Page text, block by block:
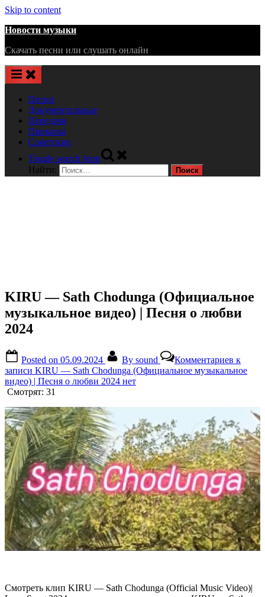
Skip to content
Новости музыки
Скачать песни или слушать онлайн
Песни
Документальные
Передачи
Приколы
Советские
Toggle search form
Найти:
KIRU — Sath Chodunga (Официальное
музыкальное видео) | Песня о любви
2024
Posted on 05.09.2024 By sound Комментариев к
записи KIRU — Sath Chodunga (Официальное музыкальное
видео) | Песня о любви 2024 нет
Смотрят: 31
Смотреть клип KIRU — Sath Chodunga (Official Music Video)|